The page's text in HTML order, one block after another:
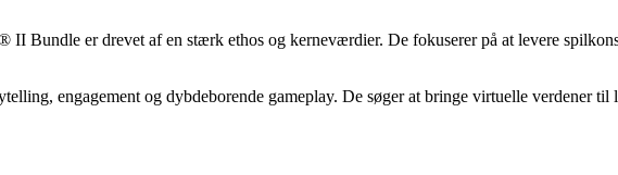
Bundle er drevet af en stærk ethos og kerneværdier. De fokuserer på at levere
engagement og dybdeborende gameplay. De søger at bringe virtuelle verdener